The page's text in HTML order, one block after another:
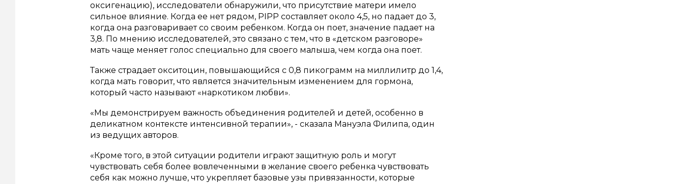
оксигенацию), исследователи обнаружили, что присутствие матери имело
сильное влияние. Когда ее нет рядом, PIPP составляет около 4,5, но падает до 3,
когда она разговаривает со своим ребенком. Когда он поет, значение падает на
3,8. По мнению исследователей, это связано с тем, что в «детском разговоре»
мать чаще меняет голос специально для своего малыша, чем когда она поет.
Также страдает окситоцин, повышающийся с 0,8 пикограмм на миллилитр до 1,4,
когда мать говорит, что является значительным изменением для гормона,
который часто называют «наркотиком любви».
«Мы демонстрируем важность объединения родителей и детей, особенно в
деликатном контексте интенсивной терапии», - сказала Мануэла Филипа, один
из ведущих авторов.
«Кроме того, в этой ситуации родители играют защитную роль и могут
чувствовать себя более вовлеченными в желание своего ребенка чувствовать
себя как можно лучше, что укрепляет базовые узы привязанности, которые